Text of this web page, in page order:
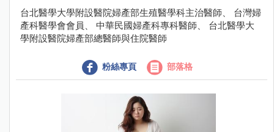
台北醫學大學附設醫院婦產部生殖醫學科主治醫師、 台灣婦
產科醫學會會員、 中華民國婦產科專科醫師、 台北醫學大
學附設醫院婦產部總醫師與住院醫師
粉絲專頁 部落格